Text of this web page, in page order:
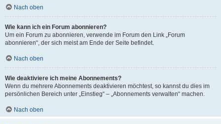
Nach oben
Wie kann ich ein Forum abonnieren?
Um ein Forum zu abonnieren, verwende im Forum den Link „Forum
abonnieren“, der sich meist am Ende der Seite befindet.
Nach oben
Wie deaktiviere ich meine Abonnements?
Wenn du mehrere Abonnements deaktivieren möchtest, so kannst du dies im
persönlichen Bereich unter „Einstieg“ – „Abonnements verwalten“ machen.
Nach oben